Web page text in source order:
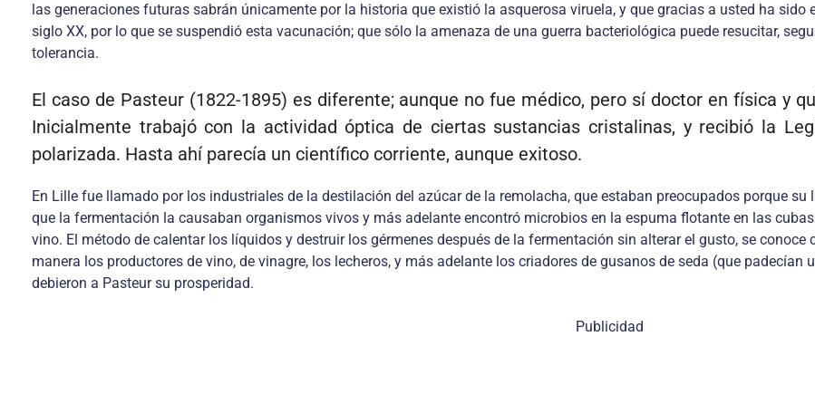
las generaciones futuras sabrán únicamente por la historia que existió la asquerosa viruela, y que gracias a usted ha
siglo XX, por lo que se suspendió esta vacunación; que sólo la amenaza de una guerra bacteriológica puede resucitar,
tolerancia.
El caso de Pasteur (1822-1895) es diferente; aunque no fue médico, pero sí doctor en física y
Inicialmente trabajó con la actividad óptica de ciertas sustancias cristalinas, y recibió la
polarizada. Hasta ahí parecía un científico corriente, aunque exitoso.
En Lille fue llamado por los industriales de la destilación del azúcar de la remolacha, que estaban preocupados porque
que la fermentación la causaban organismos vivos y más adelante encontró microbios en la espuma flotante en las
vino. El método de calentar los líquidos y destruir los gérmenes después de la fermentación sin alterar el gusto, se conoce
manera los productores de vino, de vinagre, los lecheros, y más adelante los criadores de gusanos de seda (que
debieron a Pasteur su prosperidad.
Publicidad